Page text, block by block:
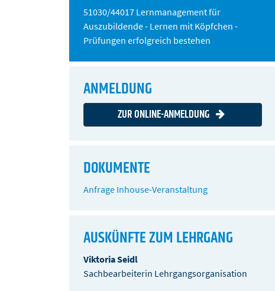
51030/44017 Lernmanagement für
Auszubildende - Lernen mit Köpfchen -
Prüfungen erfolgreich bestehen
ANMELDUNG
ZUR ONLINE-ANMELDUNG
DOKUMENTE
Anfrage Inhouse-Veranstaltung
AUSKÜNFTE ZUM LEHRGANG
Viktoria Seidl
Sachbearbeiterin Lehrgangsorganisation